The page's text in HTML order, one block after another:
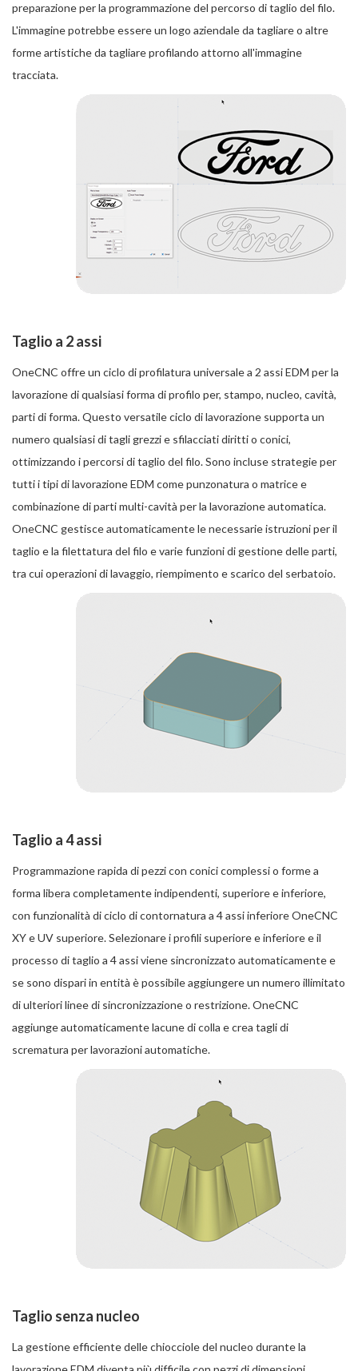
preparazione per la programmazione del percorso di taglio del filo.
L'immagine potrebbe essere un logo aziendale da tagliare o altre
forme artistiche da tagliare profilando attorno all'immagine
tracciata.
Taglio a 2 assi
OneCNC offre un ciclo di profilatura universale a 2 assi EDM per la
lavorazione di qualsiasi forma di profilo per, stampo, nucleo, cavità,
parti di forma. Questo versatile ciclo di lavorazione supporta un
numero qualsiasi di tagli grezzi e sfilacciati diritti o conici,
ottimizzando i percorsi di taglio del filo. Sono incluse strategie per
tutti i tipi di lavorazione EDM come punzonatura o matrice e
combinazione di parti multi-cavità per la lavorazione automatica.
OneCNC gestisce automaticamente le necessarie istruzioni per il
taglio e la filettatura del filo e varie funzioni di gestione delle parti,
tra cui operazioni di lavaggio, riempimento e scarico del serbatoio.
Taglio a 4 assi
Programmazione rapida di pezzi con conici complessi o forme a
forma libera completamente indipendenti, superiore e inferiore,
con funzionalità di ciclo di contornatura a 4 assi inferiore OneCNC
XY e UV superiore. Selezionare i profili superiore e inferiore e il
processo di taglio a 4 assi viene sincronizzato automaticamente e
se sono dispari in entità è possibile aggiungere un numero illimitato
di ulteriori linee di sincronizzazione o restrizione. OneCNC
aggiunge automaticamente lacune di colla e crea tagli di
scrematura per lavorazioni automatiche.
Taglio senza nucleo
La gestione efficiente delle chiocciole del nucleo durante la